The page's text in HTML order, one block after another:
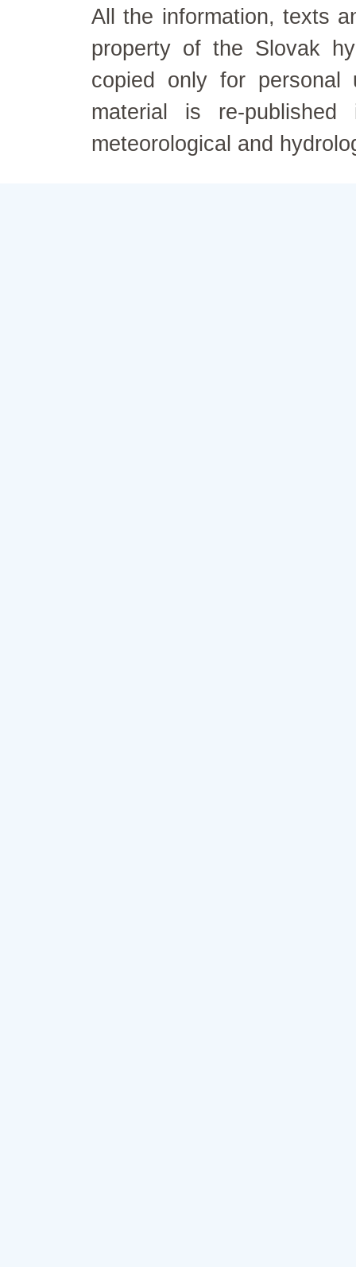
All the information, texts
property of the Slovak
copied only for personal
material is re-
meteorological and